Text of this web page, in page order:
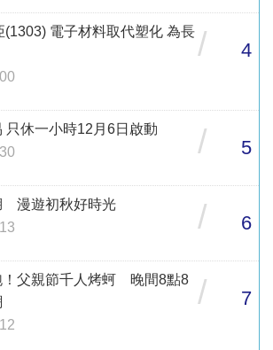
(1303) 電子材料取代塑化 為長 / 4
只休一小時12月6日啟動
/ 5
漫遊初秋好時光
/ 6
！父親節千人烤蚵 晚間8點8
/ 7